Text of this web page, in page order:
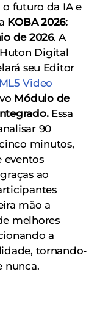
futuro da IA ​​e
KOBA 2026:
de 2026. A
Digital
seu Editor
Video
Módulo de
Essa
90
minutos,
ao
mão a
melhores
a
tornando-
nunca.